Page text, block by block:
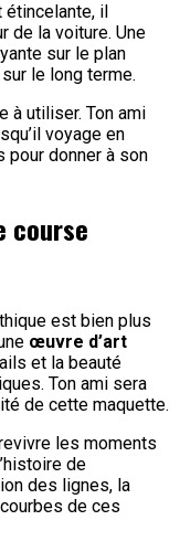
étincelante, il
de la voiture. Une
sur le plan
le long terme.
à utiliser. Ton ami
voyage en
pour donner à son
course
est bien plus
œuvre d’art
et la beauté
Ton ami sera
de cette maquette.
les moments
de
des lignes, la
de ces